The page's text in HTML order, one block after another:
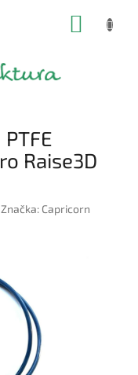
Raise3D
Značka: Capricorn